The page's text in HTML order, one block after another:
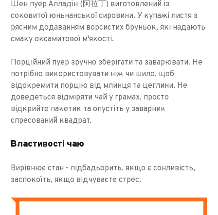
Шен пуер Алладін (阿拉丁) виготовлений із
соковитої юньнанської сировини. У купажі листя з
рясним додаванням ворсистих бруньок, які надають
смаку оксамитової м'якості.
Порційний пуер зручно зберігати та заварювати. Не
потрібно використовувати ніж чи шило, щоб
відокремити порцію від млинця та цеглини. Не
доведеться відміряти чай у грамах, просто
відкрийте пакетик та опустіть у заварник
спресований квадрат.
Властивості чаю
Вирівнює стан - підбадьорить, якщо є сонливість,
заспокоїть, якщо відчуваєте стрес.